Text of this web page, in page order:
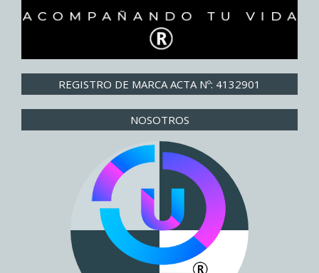
REGISTRO DE MARCA ACTA Nº: 4132901
NOSOTROS